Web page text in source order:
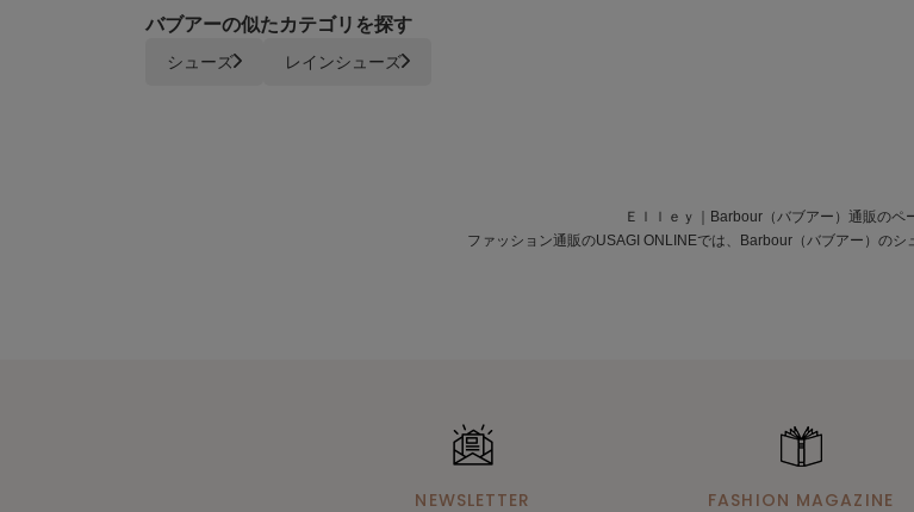
バブアーの似たカテゴリを探す
シューズ レインシューズ
Ｅｌｌｅｙ｜Barbour（バブアー）通販のペ
ファッション通販のUSAGI ONLINEでは、Barbour（バブアー）のシ
NEWSLETTER FASHION MAGAZINE